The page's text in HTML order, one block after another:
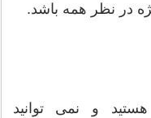
در نظر همه باشد.
و نمی توانید